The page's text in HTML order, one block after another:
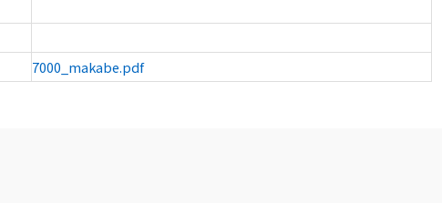
7000_makabe.pdf